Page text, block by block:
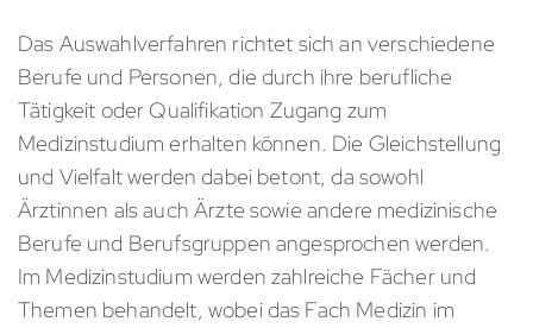
Das Auswahlverfahren richtet sich an verschiedene
Berufe und Personen, die durch ihre berufliche
Tätigkeit oder Qualifikation Zugang zum
Medizinstudium erhalten können. Die Gleichstellung
und Vielfalt werden dabei betont, da sowohl
Ärztinnen als auch Ärzte sowie andere medizinische
Berufe und Berufsgruppen angesprochen werden.
Im Medizinstudium werden zahlreiche Fächer und
Themen behandelt, wobei das Fach Medizin im